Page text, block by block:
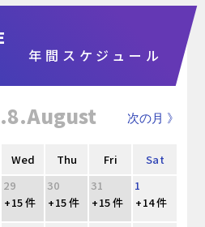
年間スケジュール
次の月 》
Wed Thu Fri
Sat
29 30 31
1
+15 件 +15 件 +15 件
+14 件